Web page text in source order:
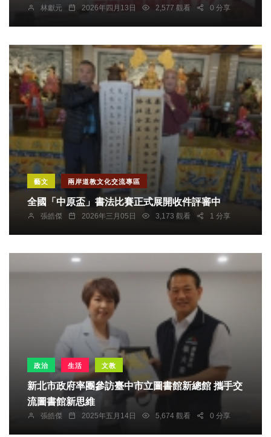
林獻元 2026年四月13日 2,577 觀看 0 分享
藝文 兩岸道教文化交流專區
全國「中原盃」書法比賽正式展開收件評審中
張皓傑 2026年三月05日 3,173 觀看 1 分享
政治 生活 文教
新北市政府率團參訪臺中市立圖書館新總館 攜手交
流圖書館新思維
張皓傑 2025年五月14日 5,674 觀看 0 分享